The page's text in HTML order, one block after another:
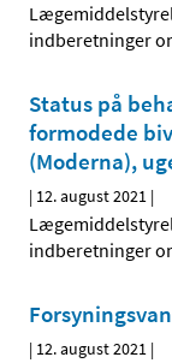
indberetninger
Status på
formodede
(Moderna),
| 12. august 2021 |
indberetninger
| 12. august 2021 |